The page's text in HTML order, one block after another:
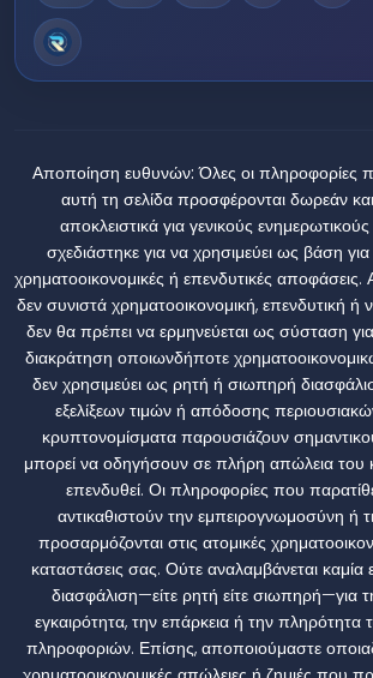
Αποποίηση ευθυνών: Όλες οι πληροφορίες
αυτή τη σελίδα προσφέρονται δωρεάν
αποκλειστικά για γενικούς
σχεδιάστηκε για να χρησιμεύει ως βάση για
χρηματοοικονομικές ή επενδυτικές αποφάσεις.
δεν συνιστά χρηματοοικονομική, επενδυτική ή
δεν θα πρέπει να ερμηνεύεται ως σύσταση
διακράτηση οποιωνδήποτε
δεν χρησιμεύει ως ρητή ή σιωπηρή
εξελίξεων τιμών ή απόδοσης
κρυπτονομίσματα παρουσιάζουν
μπορεί να οδηγήσουν σε πλήρη απώλεια του
επενδυθεί. Οι πληροφορίες που
αντικαθιστούν την εμπειρογνωμοσύνη ή
προσαρμόζονται στις ατομικές
καταστάσεις σας. Ούτε αναλαμβάνεται
διασφάλιση—είτε ρητή είτε σιωπηρή—για
εγκαιρότητα, την επάρκεια ή την
πληροφοριών. Επίσης, αποποιούμαστε